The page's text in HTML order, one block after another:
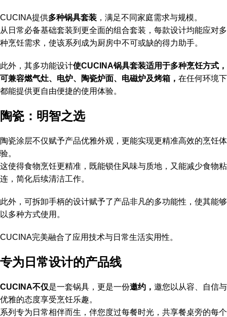
CUCINA提供多种锅具套装 ，满足不同家庭需求与规模。
从日常必备基础套装到更全面的组合套装，每款设计均能应对多
种烹饪需求，使该系列成为厨房中不可或缺的得力助手。
此外，其多功能设计使CUCINA锅具套装适用于多种烹饪方式，
可兼容燃气灶、电炉、陶瓷炉面、电磁炉及烤箱， 在任何环境下
都能提供更自由便捷的使用体验。
陶瓷：明智之选
陶瓷涂层不仅赋予产品优雅外观，更能实现更精准高效的烹饪体
验。
这使得食物烹饪更精准，既能锁住风味与质地，又能减少食物粘
连，简化后续清洁工作。
此外，可拆卸手柄的设计赋予了产品非凡的多功能性，使其能够
以多种方式使用。
CUCINA完美融合了应用技术与日常生活实用性。
专为日常设计的产品线
CUCINA不仅是一套锅具，更是一份邀约， 邀您以从容、自信与
优雅的态度享受烹饪乐趣。
系列专为日常相伴而生，伴您度过每餐时光，共享餐桌旁的每个